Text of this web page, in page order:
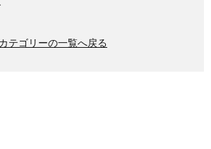
カテゴリーの一覧へ戻る